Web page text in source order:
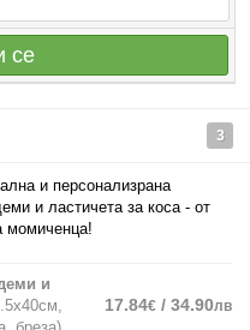
се
3
и персонализрана
и ластичета за коса - от
момиченца!
и
17.84€ / 34.90лв